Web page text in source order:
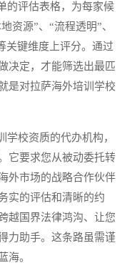
评估表格，为每家候
资源”、“流程透明”、
关键维度上评分。通过
决定，才能筛选出最匹
是对拉萨海外培训学校
校资质的代办机构，
它要求您从被动委托转
外市场的战略合作伙伴
实的评估和清晰的约
越国界法律鸿沟、让您
力助手。这条路虽需谨
海。